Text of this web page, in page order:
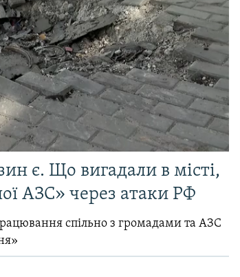
є. Що вигадали в місті,
АЗС» через атаки РФ
спільно з громадами та АЗС